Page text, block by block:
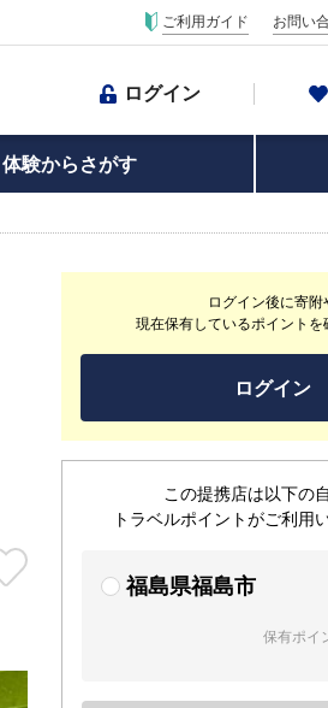
ご利用ガイド お問い
ログイン
験からさがす
ログイン後に寄附
現在保有しているポイントを
ログイン
この提携店は以下の
トラベルポイントがご利用
福島県福島市
保有ポイ